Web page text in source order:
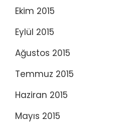
Ekim 2015
Eylül 2015
Ağustos 2015
Temmuz 2015
Haziran 2015
Mayıs 2015